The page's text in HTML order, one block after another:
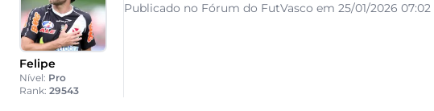
Felipe
Nível: Pro
Rank: 29543
Publicado no Fórum do FutVasco em 25/01/2026 07:02